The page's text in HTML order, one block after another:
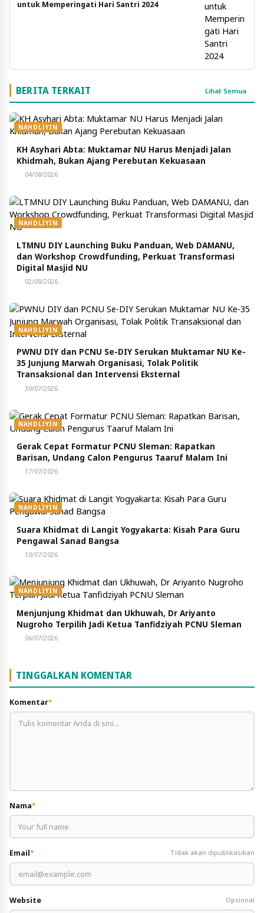
untuk Memperingati Hari Santri 2024
BERITA TERKAIT Lihat Semua
NAHDLIYIN
KH Asyhari Abta: Muktamar NU Harus Menjadi Jalan
Khidmah, Bukan Ajang Perebutan Kekuasaan
04/08/2026
NAHDLIYIN
LTMNU DIY Launching Buku Panduan, Web DAMANU,
dan Workshop Crowdfunding, Perkuat Transformasi
Digital Masjid NU
02/08/2026
NAHDLIYIN
PWNU DIY dan PCNU Se-DIY Serukan Muktamar NU Ke-
35 Junjung Marwah Organisasi, Tolak Politik
Transaksional dan Intervensi Eksternal
30/07/2026
NAHDLIYIN
Gerak Cepat Formatur PCNU Sleman: Rapatkan
Barisan, Undang Calon Pengurus Taaruf Malam Ini
17/07/2026
NAHDLIYIN
Suara Khidmat di Langit Yogyakarta: Kisah Para Guru
Pengawal Sanad Bangsa
10/07/2026
NAHDLIYIN
Menjunjung Khidmat dan Ukhuwah, Dr Ariyanto
Nugroho Terpilih Jadi Ketua Tanfidziyah PCNU Sleman
06/07/2026
TINGGALKAN KOMENTAR
Komentar*
Nama*
Email* Tidak akan dipublikasikan
Website Opsional